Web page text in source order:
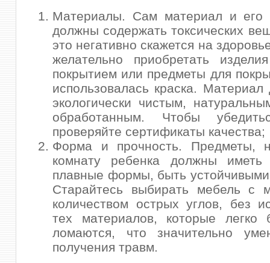
Материалы. Сам материал и его
должны содержать токсических
это негативно скажется на
желательно приобретать
покрытием или предметы для
использовалась краска.
экологически чистым,
обработанным. Чтобы
проверяйте сертификаты качества;
Форма и прочность. Предметы,
комнату ребенка должны иметь
плавные формы, быть
Старайтесь выбирать мебель с
количеством острых углов, без
тех материалов, которые легко
ломаются, что значительно
получения травм.